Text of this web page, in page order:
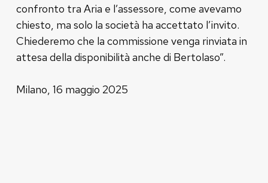
confronto tra Aria e l’assessore, come avevamo
chiesto, ma solo la società ha accettato l’invito.
Chiederemo che la commissione venga rinviata in
attesa della disponibilità anche di Bertolaso”.
Milano, 16 maggio 2025